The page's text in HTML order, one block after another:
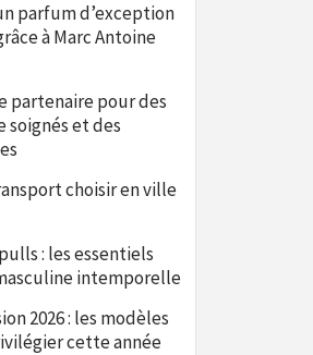
parfum d’exception
à Marc Antoine
partenaire pour des
et des
choisir en ville
: les essentiels
intemporelle
2026 : les modèles
cette année